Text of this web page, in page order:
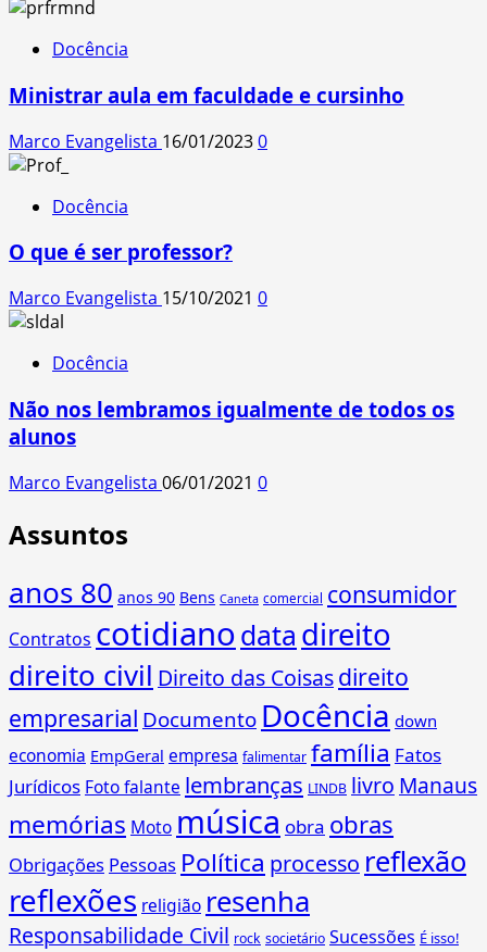
Docência
Ministrar aula em faculdade e cursinho
Marco Evangelista 16/01/20230
Docência
O que é ser professor?
Marco Evangelista 15/10/2021 0
Docência
Não nos lembramos igualmente de todos os
alunos
Marco Evangelista 06/01/2021 0
Assuntos
anos 80 anos 90 Bens Caneta comercial consumidor
Contratos cotidianodata direito
direito civil Direito das Coisasdireito
empresarial Documento Docência down
economia EmpGeral empresa falimentar família Fatos
Jurídicos Foto falante lembranças LINDB livro Manaus
memórias Moto música obra obras
Obrigações Pessoas Política processo reflexão
reflexões religião resenha
Responsabilidade Civil rock societário Sucessões É isso!